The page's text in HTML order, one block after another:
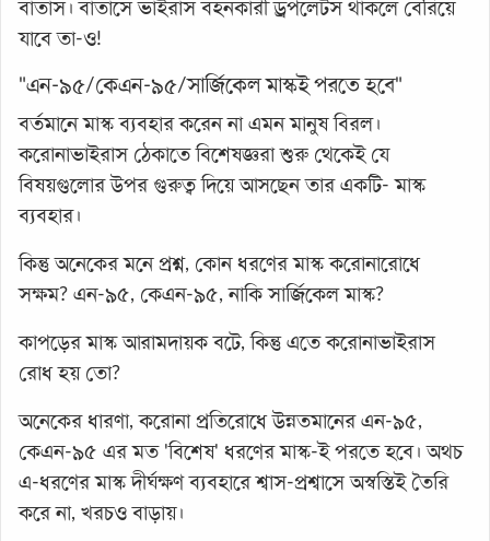
বাতাস। বাতাসে ভাইরাস বহনকারী ড্রপলেটস থাকলে বেরিয়ে
যাবে তা-ও!
"এন-৯৫/কেএন-৯৫/সার্জিকেল মাস্কই পরতে হবে"
বর্তমানে মাস্ক ব্যবহার করেন না এমন মানুষ বিরল।
করোনাভাইরাস ঠেকাতে বিশেষজ্ঞরা শুরু থেকেই যে
বিষয়গুলোর উপর গুরুত্ব দিয়ে আসছেন তার একটি- মাস্ক
ব্যবহার।
কিন্তু অনেকের মনে প্রশ্ন, কোন ধরণের মাস্ক করোনারোধে
সক্ষম? এন-৯৫, কেএন-৯৫, নাকি সার্জিকেল মাস্ক?
কাপড়ের মাস্ক আরামদায়ক বটে, কিন্তু এতে করোনাভাইরাস
রোধ হয় তো?
অনেকের ধারণা, করোনা প্রতিরোধে উন্নতমানের এন-৯৫,
কেএন-৯৫ এর মত 'বিশেষ' ধরণের মাস্ক-ই পরতে হবে। অথচ
এ-ধরণের মাস্ক দীর্ঘক্ষণ ব্যবহারে শ্বাস-প্রশ্বাসে অস্বস্তিই তৈরি
করে না, খরচও বাড়ায়।